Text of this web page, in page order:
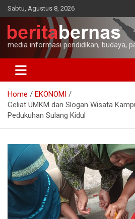
Skip
to
content
Sabtu, Agustus 8, 2026
media informasi pendidikan, budaya,
Home
EKONOMI
Geliat UMKM dan Slogan Wisata
Pedukuhan Sulang Kidul